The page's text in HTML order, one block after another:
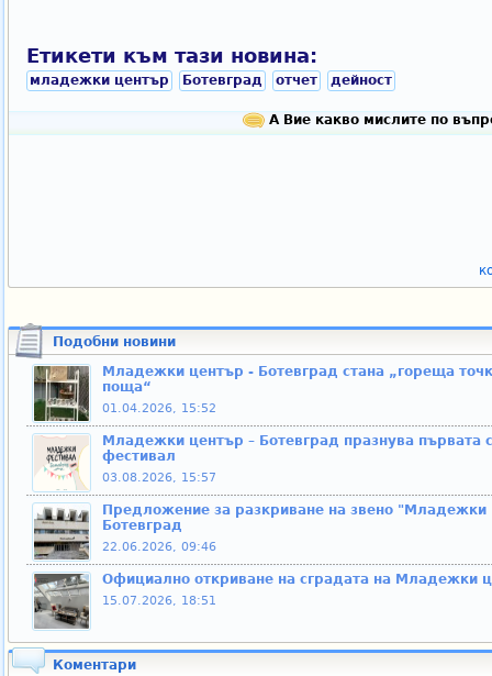
Етикети към тази новина:
младежки център Ботевград отчет дейност
А Вие какво мислите по
Подобни новини
Младежки център - Ботевград стана „гореща
поща“
01.04.2026, 15:52
Младежки център – Ботевград празнува първата
фестивал
03.08.2026, 15:57
Предложение за разкриване на звено "Младежки
Ботевград
22.06.2026, 09:46
Официално откриване на сградата на Младежки
15.07.2026, 18:51
Коментари